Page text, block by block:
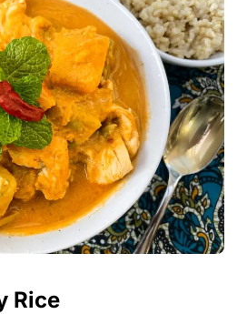
Rice